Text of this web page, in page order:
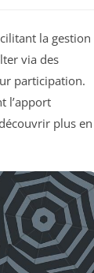
la gestion
via des
participation.
l’apport
plus en